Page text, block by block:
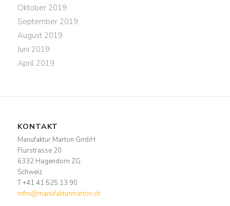
Oktober 2019
September 2019
August 2019
Juni 2019
April 2019
KONTAKT
Manufaktur Marton GmbH
Flurstrasse 20
6332 Hagendorn ZG
Schweiz
T +41 41 525 13 90
mfm@manufakturmarton.ch